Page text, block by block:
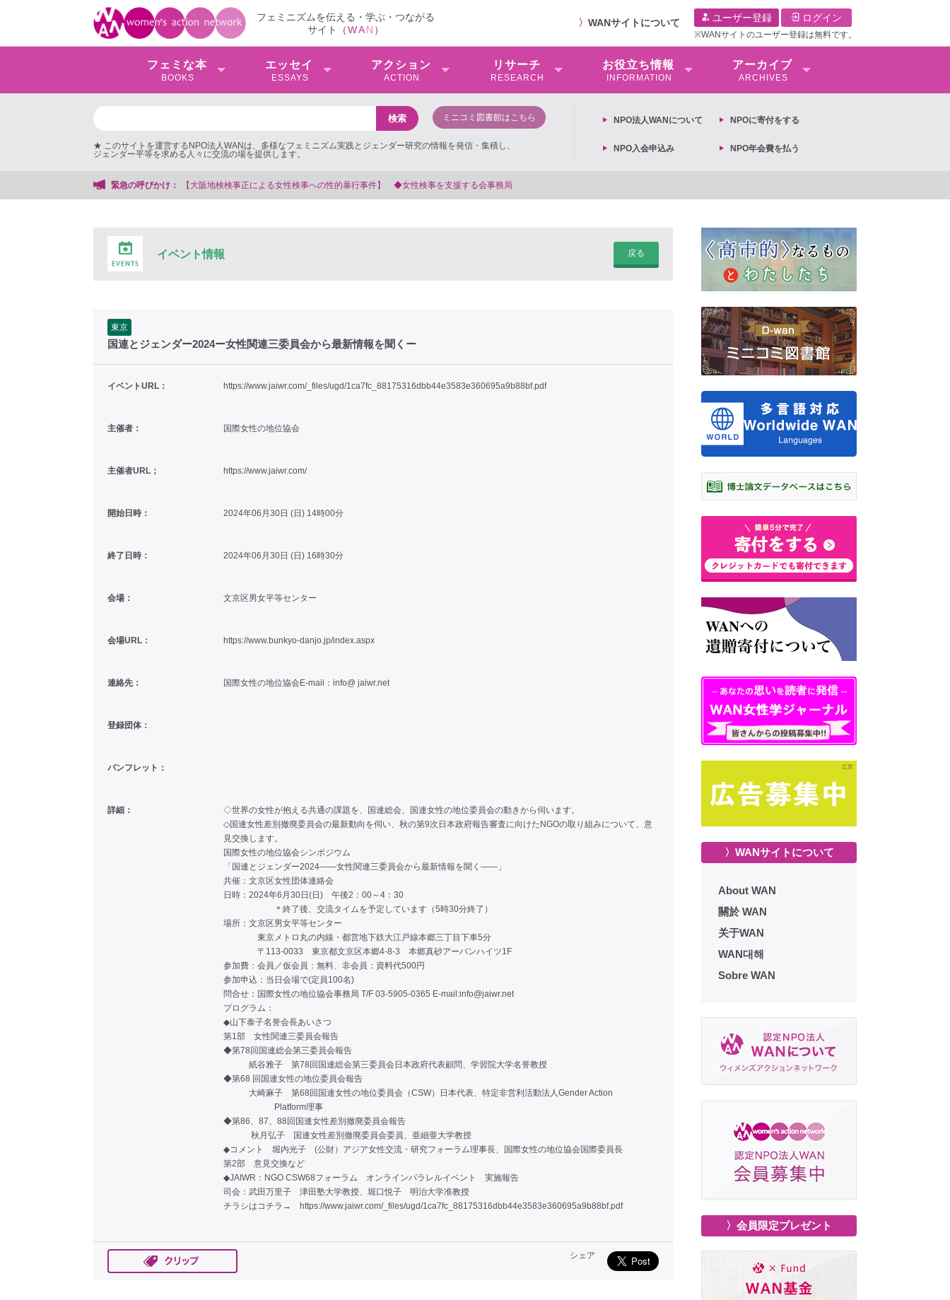
フェミニズムを伝える・学ぶ・つながる
サイト（WAN ）
〉 WANサイトについて ユーザー登録 ログイン
※WANサイトのユーザー登録は無料です。
フェミな本
BOOKS
エッセイ
ESSAYS
アクション
ACTION
リサーチ
RESEARCH
お役⽴ち情報
INFORMATION
アーカイブ
ARCHIVES
ミニコミ図書館はこちら
★ このサイトを運営するNPO法人WANは、多様なフェミニズム実践とジェンダー研究の情報を発信・集積し、
ジェンダー平等を求める人々に交流の場を提供します。
NPO法⼈WANについて NPOに寄付をする
NPO入会申込み NPO年会費を払う
緊急の呼びかけ：
【大阪地検検事正による女性検事への性的暴行事件】 ◆女性検事を支援する会事務局
イベント情報 戻る
東京
国連とジェンダー2024ー女性関連三委員会から最新情報を聞くー
イベントURL： https://www.jaiwr.com/_files/ugd/1ca7fc_88175316dbb44e3583e360695a9b88bf.pdf
主催者： 国際女性の地位協会
主催者URL； https://www.jaiwr.com/
開始日時： 2024年06月30日 (日) 14時00分
終了日時： 2024年06月30日 (日) 16時30分
会場： 文京区男女平等センター
会場URL： https://www.bunkyo-danjo.jp/index.aspx
連絡先： 国際女性の地位協会E-mail：info@ jaiwr.net
登録団体：
パンフレット：
詳細：
◇世界の女性が抱える共通の課題を、国連総会、国連女性の地位委員会の動きから伺います。
◇国連女性差別撤廃委員会の最新動向を伺い、秋の第9次日本政府報告審査に向けたNGOの取り組みについて、意
見交換します。
国際女性の地位協会シンポジウム
「国連とジェンダー2024――女性関連三委員会から最新情報を聞く――」
共催：文京区女性団体連絡会
日時：2024年6月30日(日) 午後2：00～4：30
＊終了後、交流タイムを予定しています（5時30分終了）
場所：文京区男女平等センター
東京メトロ丸の内線・都営地下鉄大江戸線本郷三丁目下車5分
〒113-0033 東京都文京区本郷4-8-3 本郷真砂アーバンハイツ1F
参加費：会員／仮会員：無料、非会員：資料代500円
参加申込：当日会場で(定員100名)
問合せ：国際女性の地位協会事務局 T/F 03-5905-0365 E-mail:info@jaiwr.net
プログラム：
◆山下泰子名誉会長あいさつ
第1部 女性関連三委員会報告
◆第78回国連総会第三委員会報告
紙谷雅子 第78回国連総会第三委員会日本政府代表顧問、学習院大学名誉教授
◆第68 回国連女性の地位委員会報告
大崎麻子 第68回国連女性の地位委員会（CSW）日本代表、特定非営利活動法人Gender Action
Platform理事
◆第86、87、88回国連女性差別撤廃委員会報告
秋月弘子 国連女性差別撤廃委員会委員、亜細亜大学教授
◆コメント 堀内光子 (公財）アジア女性交流・研究フォーラム理事長、国際女性の地位協会国際委員長
第2部 意見交換など
◆JAIWR：NGO CSW68フォーラム オンラインパラレルイベント 実施報告
司会：武田万里子 津田塾大学教授、堀口悦子 明治大学准教授
チラシはコチラ→
https://www.jaiwr.com/_files/ugd/1ca7fc_88175316dbb44e3583e360695a9b88bf.pdf
シェア
〉WANサイトについて
About WAN
關於 WAN
关于WAN
WAN대해
Sobre WAN
〉会員限定プレゼント